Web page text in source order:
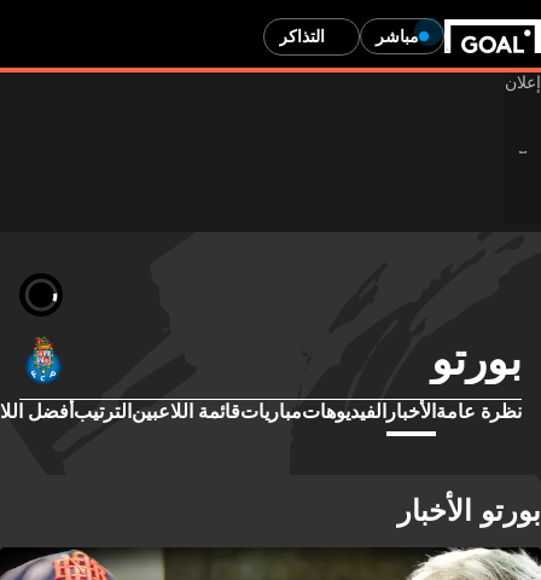
مباشر التذاكر
بورتو
نظرة عامة الأخبار الفيديوهاتمبارياتقائمة اللاعبين الترتيب أفضل
بورتو الأخبار